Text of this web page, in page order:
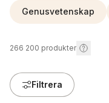
Genusvetenskap
266 200 produkter
Filtrera